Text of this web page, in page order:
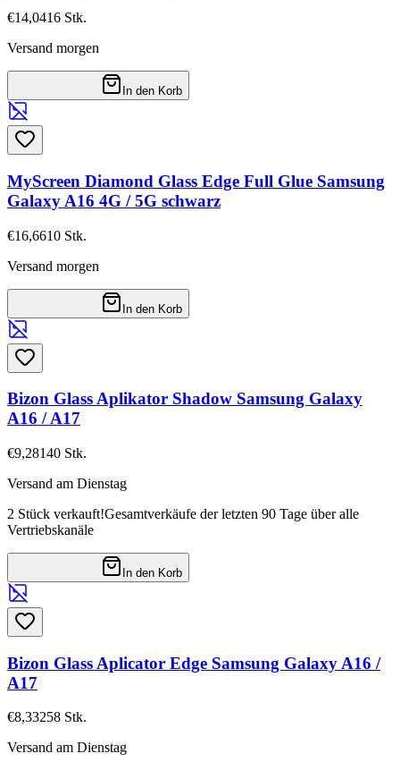
€14,0416 Stk.
Versand morgen
In den Korb
MyScreen Diamond Glass Edge Full Glue Samsung
Galaxy A16 4G / 5G schwarz
€16,6610 Stk.
Versand morgen
In den Korb
Bizon Glass Aplikator Shadow Samsung Galaxy
A16 / A17
€9,28140 Stk.
Versand am Dienstag
2 Stück verkauft!Gesamtverkäufe der letzten 90 Tage über alle
Vertriebskanäle
In den Korb
Bizon Glass Aplicator Edge Samsung Galaxy A16 /
A17
€8,33258 Stk.
Versand am Dienstag